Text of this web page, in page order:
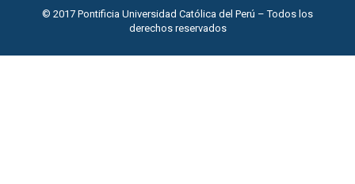
© 2017 Pontificia Universidad Católica del Perú – Todos los
derechos reservados